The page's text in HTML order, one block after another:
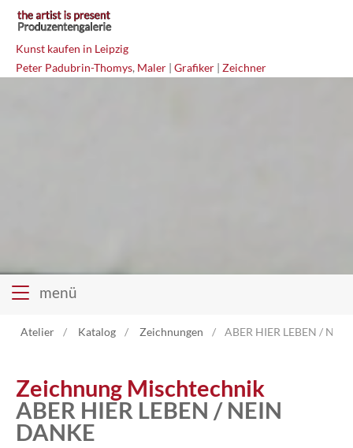
Kunst kaufen in Leipzig
Peter Padubrin-Thomys, Maler | Grafiker | Zeichner
menü
Atelier Katalog Zeichnungen ABER HIER LEBEN /
Zeichnung Mischtechnik
ABER HIER LEBEN / NEIN
DANKE